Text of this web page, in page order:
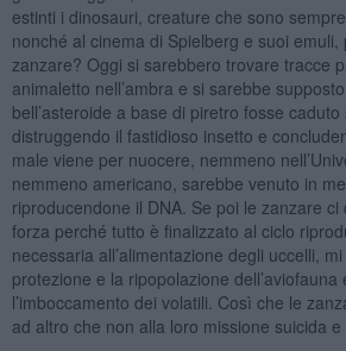
estinti i dinosauri, creature che sono
nonché al cinema di Spielberg e suoi emuli,
zanzare? Oggi si sarebbero trovare tracce
animaletto nell’ambra e si sarebbe
bell’asteroide a base di piretro fosse caduto
distruggendo il fastidioso insetto e
male viene per nuocere, nemmeno
nemmeno americano, sarebbe venuto in
riproducendone il DNA. Se poi le zanzare
forza perché tutto è finalizzato al ciclo
necessaria all’alimentazione degli uccelli,
protezione e la ripopolazione
l’imboccamento dei volatili. Così che le
ad altro che non alla loro missione suicida e